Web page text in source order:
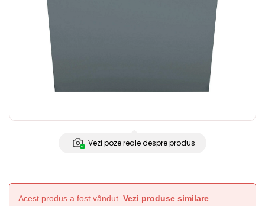
Vezi poze reale despre produs
Acest produs a fost vândut. Vezi produse similare